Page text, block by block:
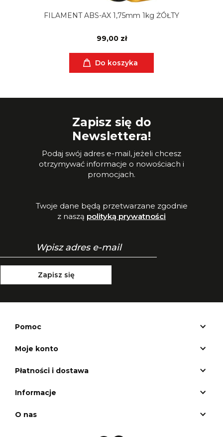
FILAMENT ABS-AX 1,75mm 1kg ŻÓŁTY
99,00 zł
Do koszyka
Zapisz się do
Newslettera!
Podaj swój adres e-mail, jeżeli chcesz
otrzymywać informacje o nowościach i
promocjach.
Twoje dane będą przetwarzane zgodnie
z naszą polityką prywatności
Zapisz się
Pomoc
Moje konto
Płatności i dostawa
Informacje
O nas